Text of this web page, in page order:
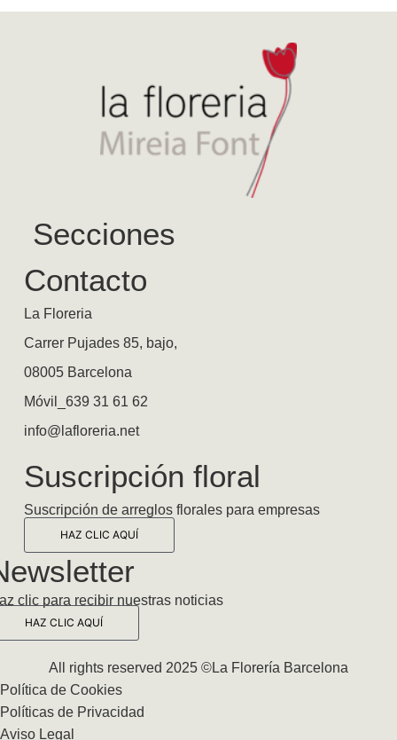
Secciones
Contacto
La Floreria
Carrer Pujades 85, bajo,
08005 Barcelona
Móvil_639 31 61 62
info@lafloreria.net
Suscripción floral
Suscripción de arreglos florales para empresas
HAZ CLIC AQUÍ
clic para recibir nuestras noticias
HAZ CLIC AQUÍ
All rights reserved 2025 ©La Florería Barcelona
Política de Cookies
Políticas de Privacidad
Aviso Legal